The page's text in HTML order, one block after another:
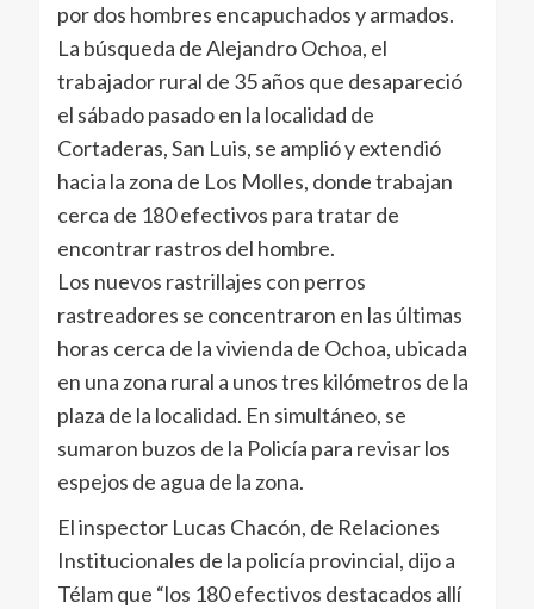
por dos hombres encapuchados y armados.
La búsqueda de Alejandro Ochoa, el
trabajador rural de 35 años que desapareció
el sábado pasado en la localidad de
Cortaderas, San Luis, se amplió y extendió
hacia la zona de Los Molles, donde trabajan
cerca de 180 efectivos para tratar de
encontrar rastros del hombre.
Los nuevos rastrillajes con perros
rastreadores se concentraron en las últimas
horas cerca de la vivienda de Ochoa, ubicada
en una zona rural a unos tres kilómetros de la
plaza de la localidad. En simultáneo, se
sumaron buzos de la Policía para revisar los
espejos de agua de la zona.
El inspector Lucas Chacón, de Relaciones
Institucionales de la policía provincial, dijo a
Télam que “los 180 efectivos destacados allí